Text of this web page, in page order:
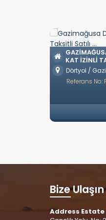
OZANKÖY
VILLALAR
Ozanköy /
Referans No:
Eşyasız Özel
Bize Ulaşın
Address Estate